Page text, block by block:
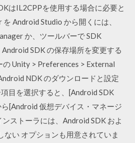
はIL2CPPを使用する場合に必要と
Android Studio から開くには、
か、ツールバーで SDK
SDK の保存場所を変更する
Unity > Preferences > External
NDK のダウンロードと設定
目を選択すると、[Android SDK
[Android 仮想デバイス・マネージ
ストーラには、Android SDK およ
ない オプションも用意されていま